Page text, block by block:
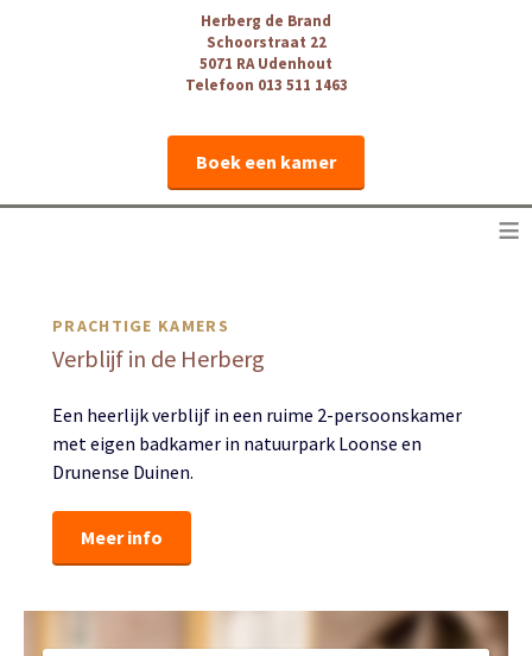
Herberg de Brand
Schoorstraat 22
5071 RA Udenhout
Telefoon 013 511 1463
Boek een kamer
≡
PRACHTIGE KAMERS
Verblijf in de Herberg
Een heerlijk verblijf in een ruime 2-persoonskamer
met eigen badkamer in natuurpark Loonse en
Drunense Duinen.
Meer info